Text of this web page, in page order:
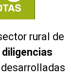
rural de
diligencias